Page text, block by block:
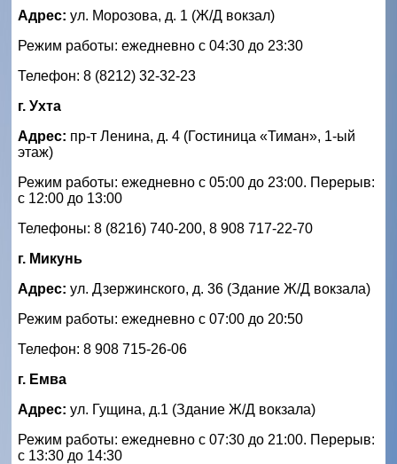
Адрес: ул. Морозова, д. 1 (Ж/Д вокзал)
Режим работы: ежедневно с 04:30 до 23:30
Телефон: 8 (8212) 32-32-23
г. Ухта
Адрес: пр-т Ленина, д. 4 (Гостиница «Тиман», 1-ый
этаж)
Режим работы: ежедневно с 05:00 до 23:00. Перерыв:
с 12:00 до 13:00
Телефоны: 8 (8216) 740-200, 8 908 717-22-70
г. Микунь
Адрес: ул. Дзержинского, д. 36 (Здание Ж/Д вокзала)
Режим работы: ежедневно с 07:00 до 20:50
Телефон: 8 908 715-26-06
г. Емва
Адрес: ул. Гущина, д.1 (Здание Ж/Д вокзала)
Режим работы: ежедневно с 07:30 до 21:00. Перерыв:
с 13:30 до 14:30